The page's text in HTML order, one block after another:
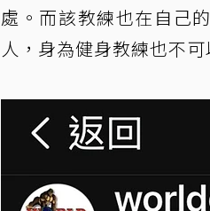
處。而該教練也在自己
人，身為健身教練也不